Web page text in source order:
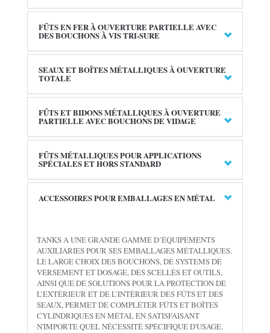
FÛTS EN FER À OUVERTURE PARTIELLE AVEC
DES BOUCHONS À VIS TRI-SURE
SEAUX ET BOÎTES MÉTALLIQUES À OUVERTURE
TOTALE
FÛTS ET BIDONS MÉTALLIQUES À OUVERTURE
PARTIELLE AVEC BOUCHONS DE VIDAGE
FÛTS MÉTALLIQUES POUR APPLICATIONS
SPÉCIALES ET HORS STANDARD
ACCESSOIRES POUR EMBALLAGES EN MÉTAL
TANKS A UNE GRANDE GAMME D’ÉQUIPEMENTS
AUXILIARIES POUR SES EMBALLAGES MÉTALLIQUES.
LE LARGE CHOIX DES BOUCHONS, DE SYSTEMS DE
VERSEMENT ET DOSAGE, DES SCELLÉS ET OUTILS,
AINSI QUE DE SOLUTIONS POUR LA PROTECTION DE
L’EXTÉRIEUR ET DE L’INTÉRIEUR DES FÛTS ET DES
SEAUX, PERMET DE COMPLÉTER FÛTS ET BOÎTES
CYLINDRIQUES EN MÉTAL EN SATISFAISANT
N'IMPORTE QUEL NÉCESSITÉ SPÉCIFIQUE D'USAGE.